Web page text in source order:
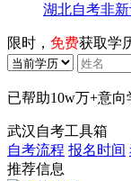
湖北自考非
限时， 免费获取学
已帮助10w万+意向
武汉自考工具箱
自考流程 报名时间
推荐信息